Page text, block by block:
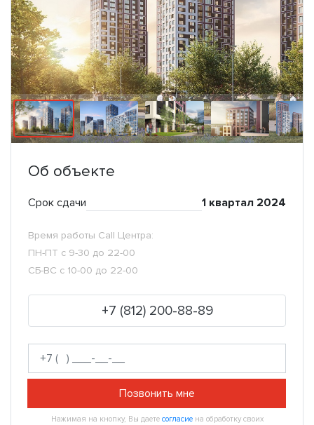
Об объекте
Срок сдачи 1 квартал 2024
Время работы Call Центра:
ПН-ПТ с 9-30 до 22-00
СБ-ВС с 10-00 до 22-00
+7 (812) 200-88-89
Позвонить мне
Нажимая на кнопку, Вы даете согласиена обработку своих